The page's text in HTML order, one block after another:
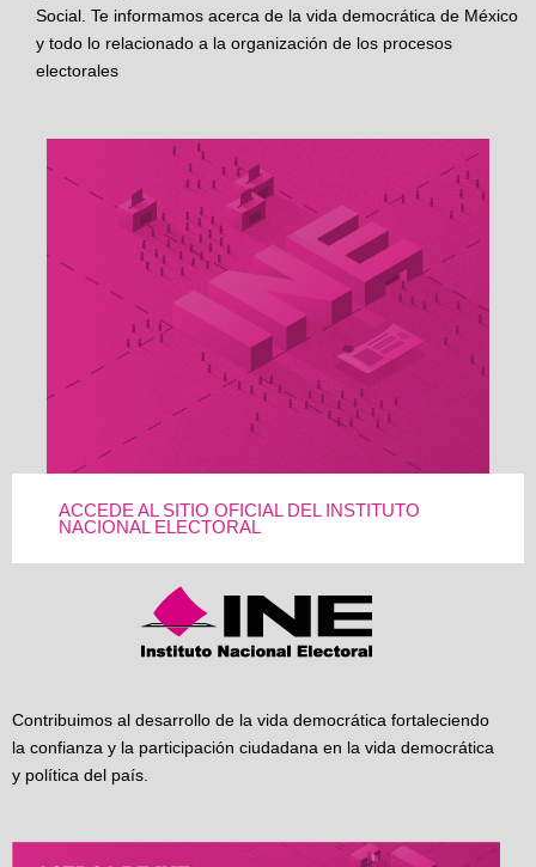
Social. Te informamos acerca de la vida democrática de México
y todo lo relacionado a la organización de los procesos
electorales
ACCEDE AL SITIO OFICIAL DEL INSTITUTO
NACIONAL ELECTORAL
Contribuimos al desarrollo de la vida democrática fortaleciendo
la confianza y la participación ciudadana en la vida democrática
y política del país.